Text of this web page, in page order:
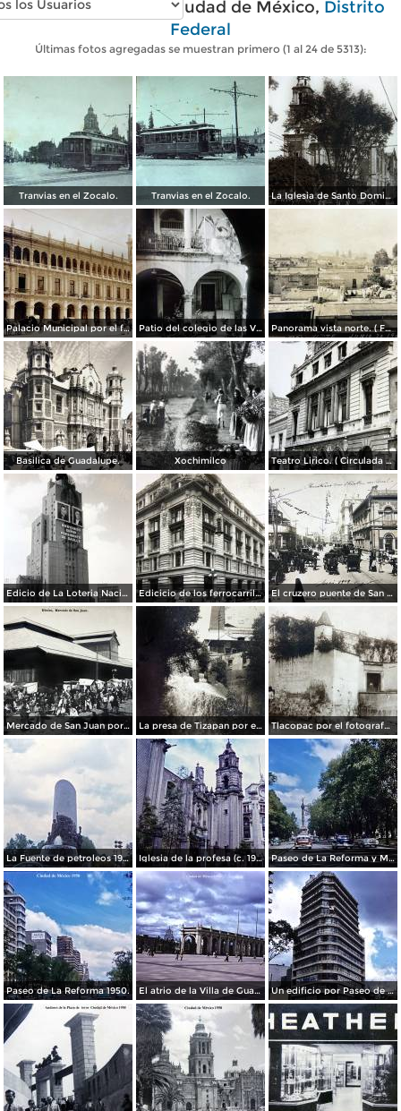
Fotos antiguas de Ciudad de México, Distrito
Federal
Últimas fotos agregadas se muestran primero (1 al 24 de 5313):
Tranvias en el Zocalo. Tranvias en el Zocalo. La Iglesia de Santo Domingo.
Palacio Municipal por el fotografo Hugo Brehme.. Patio del colegio de las Vizcainas por el fotografo Hugo Brehme. Panorama vista norte. ( Fechada el 20 de Junio de 1905 ).
Basilica de Guadalupe. Xochimilco Teatro Lirico. ( Circulada el 1 de Agosto de 1926 ).
Edicio de La Loteria Nacional Ciudad de México Abril de 1964 Edicicio de los ferrocarriles. El cruzero puente de San Francisco y Guardiola por el fotografo Felix Miret.
Mercado de San Juan por el fotografo Felix Miret La presa de Tizapan por el fotografo Fernando Kososky. ( Circulada el 22 de Diembre de 1910 ). Tlacopac por el fotografo Hugo Brehme.
La Fuente de petroleos 1950. Iglesia de la profesa (c. 1950) Paseo de La Reforma y Mto a La Independencia 1950
Paseo de La Reforma 1950. El atrio de la Villa de Guadalupe 1950. Un edificio por Paseo de La Reforma 1950